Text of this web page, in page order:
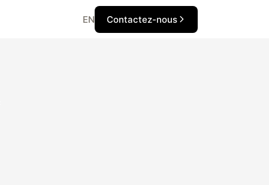
EN Contactez-nous